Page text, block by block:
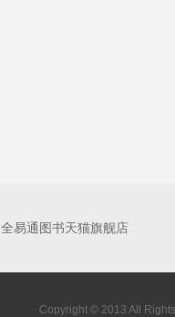
全易通图书天猫旗舰店
Copyright © 2013 All